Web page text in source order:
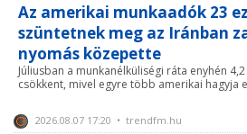
Az amerikai munkaadók 23
szüntetnek meg az Iránban
nyomás közepette
Júliusban a munkanélküliségi ráta enyhén
csökkent, mivel egyre több amerikai hagyja
2026.08.07 17:20 • trendfm.hu